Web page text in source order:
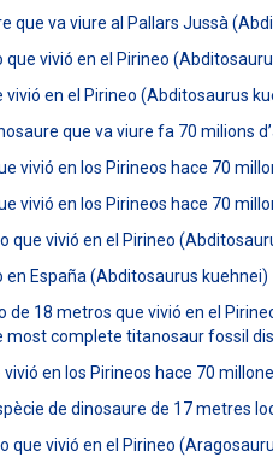
que va viure al Pallars Jussà
vivió en el Pirineo
en el Pirineo (Abditosaurus
que va viure fa 70 milions
vivió en los Pirineos hace 70
vivió en los Pirineos hace 70
que vivió en el Pirineo
España (Abditosaurus kuehnei)
de 18 metros que vivió en el
complete titanosaur fossil
en los Pirineos hace 70
de dinosaure de 17 metres
vivió en el Pirineo